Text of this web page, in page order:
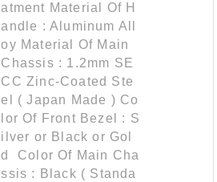
atment Material Of H
andle : Aluminum All
oy Material Of Main
Chassis : 1.2mm SE
CC Zinc-Coated Ste
el ( Japan Made ) Co
lor Of Front Bezel : S
ilver or Black or Gol
d Color Of Main Cha
ssis : Black ( Standa